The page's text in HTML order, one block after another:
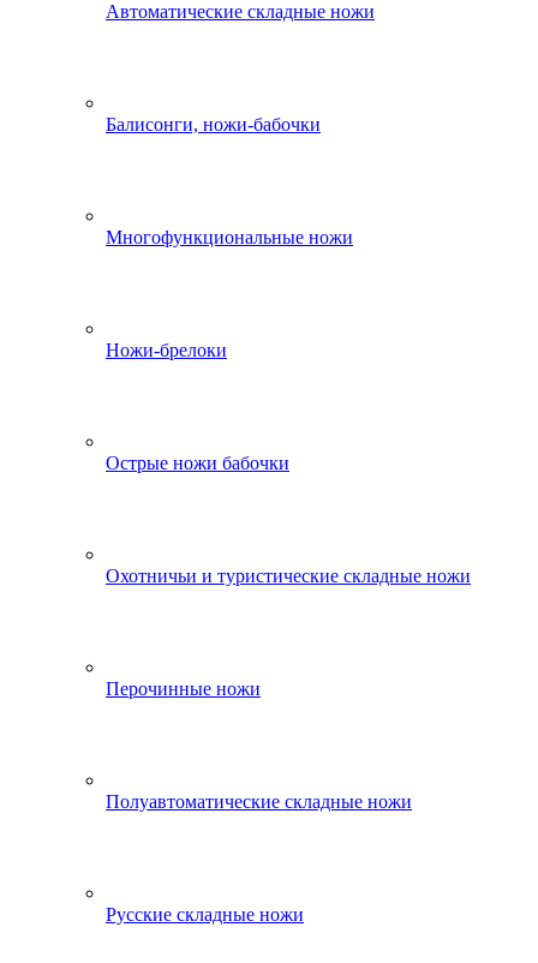
Автоматические складные ножи
Балисонги, ножи-бабочки
Многофункциональные ножи
Ножи-брелоки
Острые ножи бабочки
Охотничьи и туристические складные ножи
Перочинные ножи
Полуавтоматические складные ножи
Русские складные ножи